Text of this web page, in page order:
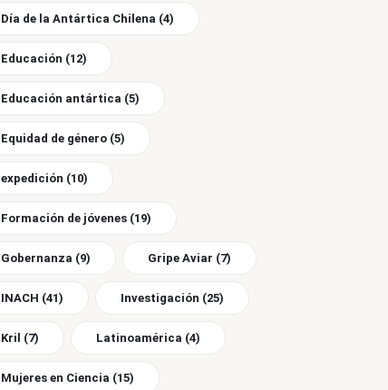
Día de la Antártica Chilena (4)
Educación (12)
Educación antártica (5)
Equidad de género (5)
expedición (10)
Formación de jóvenes (19)
Gobernanza (9) Gripe Aviar (7)
INACH (41) Investigación (25)
Kril (7) Latinoamérica (4)
Mujeres en Ciencia (15)